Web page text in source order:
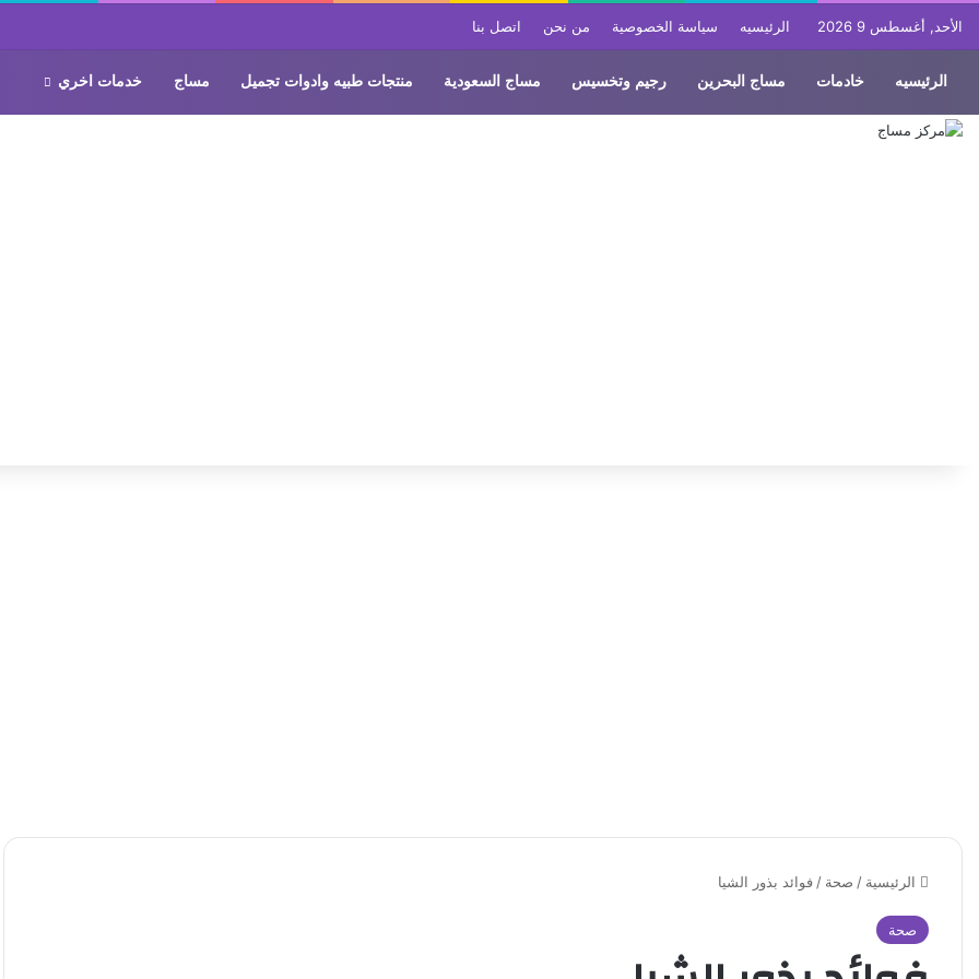
الأحد, أغسطس 9 2026 الرئيسيه سياسة الخصوصية من نحن اتصل بنا
الرئيسيه خادمات مساج البحرين رجيم وتخسيس مساج السعودية منتجات طبيه وادوات تجميل مساج خدمات اخري
الرئيسية / صحة / فوائد بذور الشيا
صحة